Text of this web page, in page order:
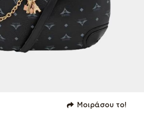
Μοιράσου το!